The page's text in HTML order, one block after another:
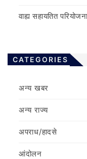
वाह्य सहायतित
CATEGORIES
अन्य खबर
अन्य राज्य
अपराध/हादसे
आंदोलन